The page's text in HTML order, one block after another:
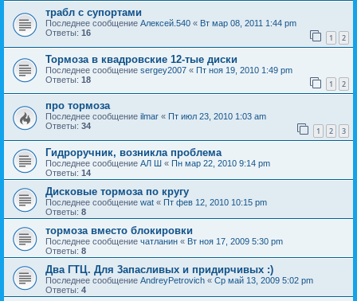
трабл с супортами
Последнее сообщение Алексей.540 « Вт мар 08, 2011 1:44 pm
Ответы: 16 1 2
Тормоза в квадровские 12-тые диски
Последнее сообщение sergey2007 « Пт ноя 19, 2010 1:49 pm
Ответы: 18 1 2
про тормоза
Последнее сообщение ilmar « Пт июл 23, 2010 1:03 am
Ответы: 34 1 2 3
Гидроручник, возникла проблема
Последнее сообщение АЛ Ш « Пн мар 22, 2010 9:14 pm
Ответы: 14
Дисковые тормоза по кругу
Последнее сообщение wat « Пт фев 12, 2010 10:15 pm
Ответы: 8
тормоза вместо блокировки
Последнее сообщение чатланин « Вт ноя 17, 2009 5:30 pm
Ответы: 8
Два ГТЦ. Для 3апасливых и придирчивых :)
Последнее сообщение AndreyPetrovich « Ср май 13, 2009 5:02 pm
Ответы: 4